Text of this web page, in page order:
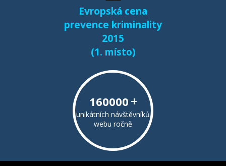
Evropská cena
prevence kriminality
2015
(1. místo)
160000 +
unikátních návštěvníků
webu ročně